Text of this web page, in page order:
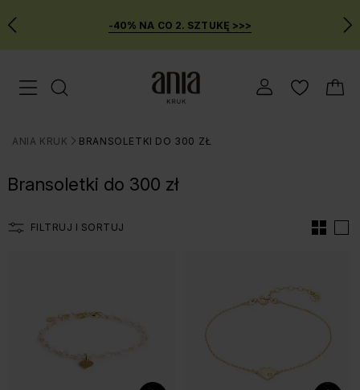
Przejdź
do
FILTRÓW
MENU
-40% NA CO 2. SZTUKĘ >>>
Menu mobilne
ANIA KRUK
>
BRANSOLETKI DO 300 ZŁ
Bransoletki do 300 zł
FILTRUJ I SORTUJ